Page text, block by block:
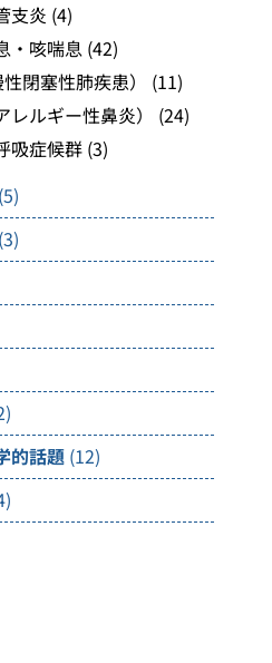
支炎 (4)
・咳喘息 (42)
閉塞性肺疾患）
(11)
レルギー性鼻炎）
(24)
吸症候群 (3)
(5)
(3)
的話題 (12)